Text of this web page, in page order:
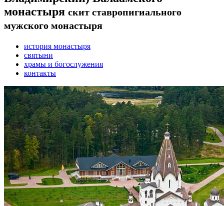
монастыря скит ставропигиального
мужского монастыря
история монастыря
святыни
храмы и богослужения
контакты